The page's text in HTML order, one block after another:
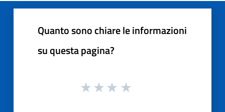
Quanto sono chiare le informazioni
su questa pagina?